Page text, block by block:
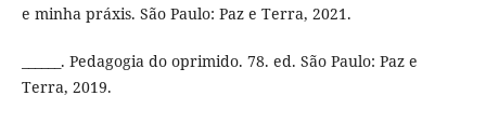
e minha práxis. São Paulo: Paz e Terra, 2021.
______. Pedagogia do oprimido. 78. ed. São Paulo: Paz e
Terra, 2019.